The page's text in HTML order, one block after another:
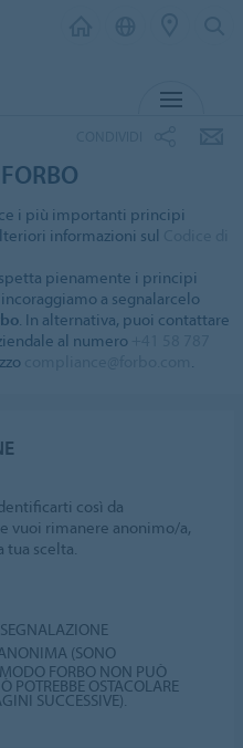
i più importanti principi
informazioni sul
pienamente i principi
a segnalarcelo
. In alternativa, puoi contattare
al numero
così da
vuoi rimanere anonimo/a,
scelta.
(SONO
FORBO NON PUÒ
POTREBBE OSTACOLARE
SUCCESSIVE).